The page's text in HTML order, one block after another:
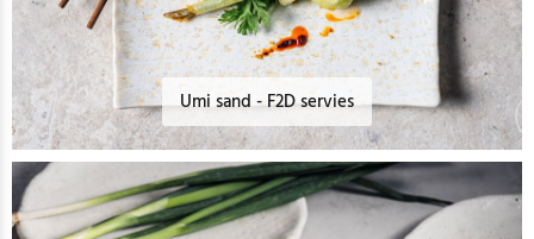
Umi sand - F2D servies